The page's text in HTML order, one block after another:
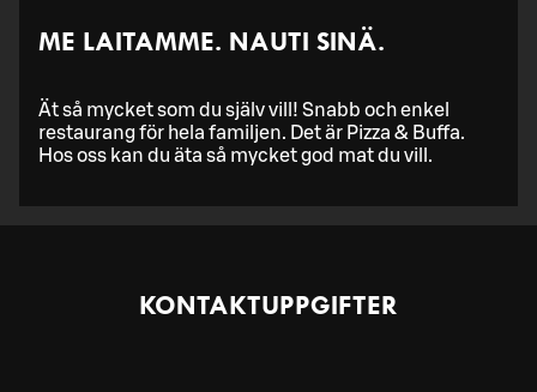
ME LAITAMME. NAUTI SINÄ.
Ät så mycket som du själv vill! Snabb och enkel
restaurang för hela familjen. Det är Pizza & Buffa.
Hos oss kan du äta så mycket god mat du vill.
KONTAKTUPPGIFTER